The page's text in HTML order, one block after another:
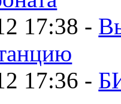
17:38 -
17:36 -